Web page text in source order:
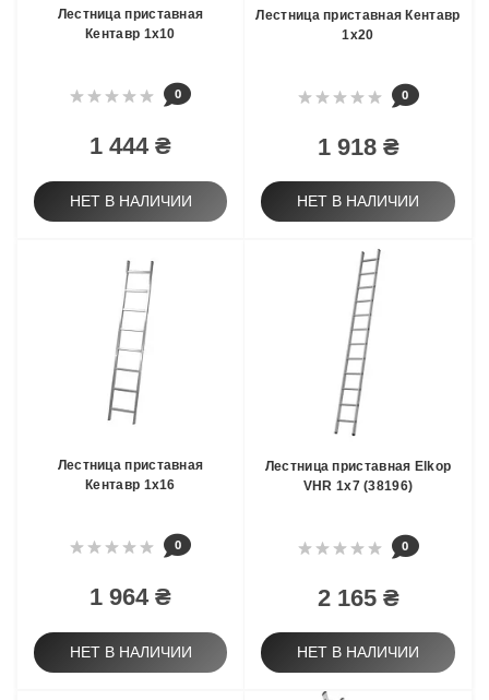
Лестница приставная
Кентавр 1х10
0
1 444 ₴
НЕТ В НАЛИЧИИ
Лестница приставная Кентавр
1х20
0
1 918 ₴
НЕТ В НАЛИЧИИ
Лестница приставная
Кентавр 1х16
0
1 964 ₴
НЕТ В НАЛИЧИИ
Лестница приставная Elkop
VHR 1x7 (38196)
0
2 165 ₴
НЕТ В НАЛИЧИИ